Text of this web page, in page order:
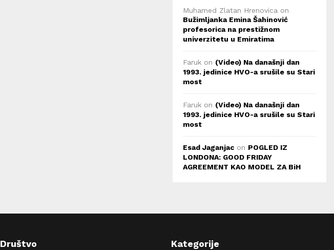
Muhamed Zlatan Hrenovica on
Bužimljanka Emina Šahinović
profesorica na prestižnom
univerzitetu u Emiratima
Faruk on (Video) Na današnji dan
1993. jedinice HVO-a srušile su Stari
most
Faruk on (Video) Na današnji dan
1993. jedinice HVO-a srušile su Stari
most
Esad Jaganjac on POGLED IZ
LONDONA: GOOD FRIDAY
AGREEMENT KAO MODEL ZA BiH
Društvo Kategorije